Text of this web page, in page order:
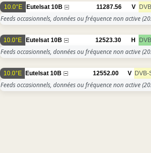
10.0°E Eutelsat 10B 11287.56 V
Feeds occasionnels, données ou fréquence non active
10.0°E Eutelsat 10B 12523.30 H
Feeds occasionnels, données ou fréquence non active
10.0°E Eutelsat 10B 12552.00 V DVB-
Feeds occasionnels, données ou fréquence non active